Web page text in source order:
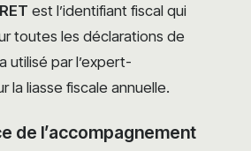
est l’identifiant fiscal qui
toutes les déclarations de
utilisé par l’expert-
la liasse fiscale annuelle.
de l’accompagnement